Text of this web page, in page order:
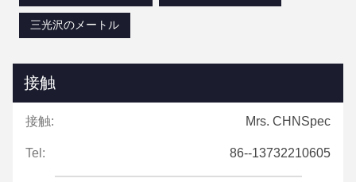
三光沢のメートル
接触
接触: Mrs. CHNSpec
Tel: 86--13732210605